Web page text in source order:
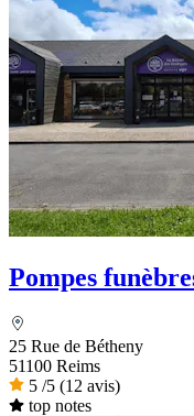
Pompes
25 Rue de Bétheny
51100 Reims
5 /5 (12 avis)
top notes